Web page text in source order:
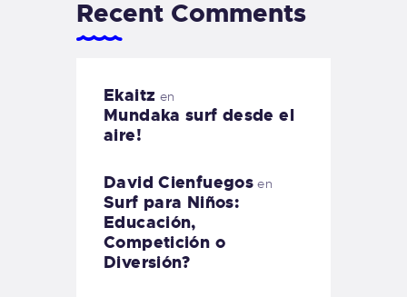
Recent Comments
Ekaitz en
Mundaka surf desde el
aire!
David Cienfuegos en
Surf para Niños:
Educación,
Competición o
Diversión?